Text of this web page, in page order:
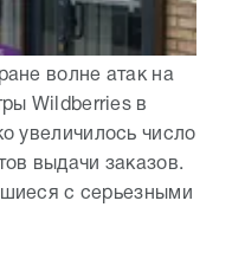
волне атак на
Wildberries в
увеличилось число
выдачи заказов.
с серьезными